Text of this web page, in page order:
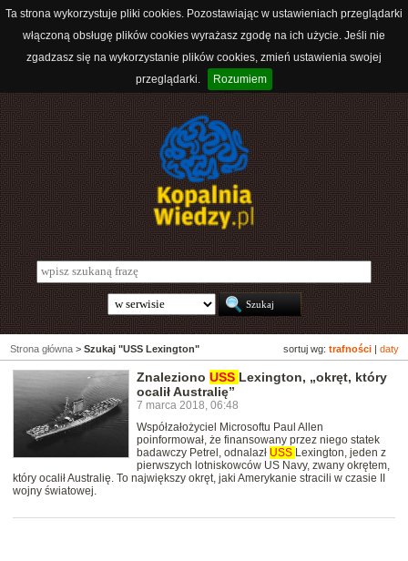
Ta strona wykorzystuje pliki cookies. Pozostawiając w ustawieniach przeglądarki
włączoną obsługę plików cookies wyrażasz zgodę na ich użycie. Jeśli nie
zgadzasz się na wykorzystanie plików cookies, zmień ustawienia swojej
przeglądarki.
Rozumiem
sortuj wg: trafności daty
Strona główna > Szukaj "USS Lexington"
Znaleziono USS Lexington, „okręt, który
ocalił Australię”
7 marca 2018, 06:48
Współzałożyciel Microsoftu Paul Allen
poinformował, że finansowany przez niego statek
badawczy Petrel, odnalazł USS Lexington, jeden z
pierwszych lotniskowców US Navy, zwany okrętem,
który ocalił Australię. To największy okręt, jaki Amerykanie stracili w czasie II
wojny światowej.